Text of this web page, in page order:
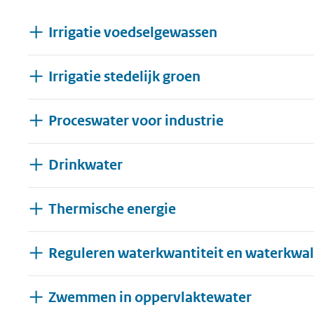
Irrigatie voedselgewassen
Irrigatie stedelijk groen
Proceswater voor industrie
Drinkwater
Thermische energie
Reguleren waterkwantiteit en
Zwemmen in oppervlaktewater